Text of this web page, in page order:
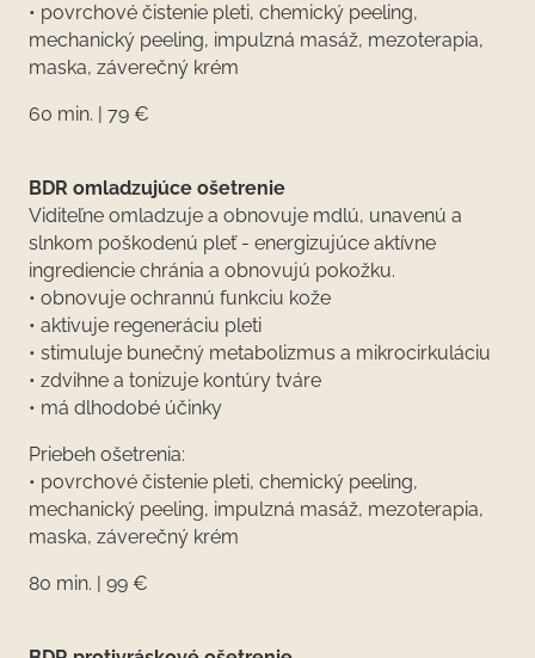
• povrchové čistenie pleti, chemický peeling,
mechanický peeling, impulzná masáž, mezoterapia,
maska, záverečný krém
60 min. | 79 €
BDR omladzujúce ošetrenie
Viditeľne omladzuje a obnovuje mdlú, unavenú a
slnkom poškodenú pleť - energizujúce aktívne
ingrediencie chránia a obnovujú pokožku.
• obnovuje ochrannú funkciu kože
• aktivuje regeneráciu pleti
• stimuluje bunečný metabolizmus a mikrocirkuláciu
• zdvihne a tonizuje kontúry tváre
• má dlhodobé účinky
Priebeh ošetrenia:
• povrchové čistenie pleti, chemický peeling,
mechanický peeling, impulzná masáž, mezoterapia,
maska, záverečný krém
80 min. | 99 €